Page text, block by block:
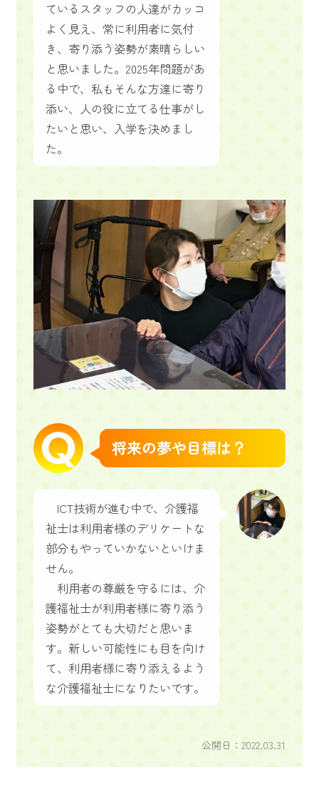
ているスタッフの人達がカッコ
よく見え、常に利用者に気付
き、寄り添う姿勢が素晴らしい
と思いました。2025年問題があ
る中で、私もそんな方達に寄り
添い、人の役に立てる仕事がし
たいと思い、入学を決めまし
た。
将来の夢や目標は？
ICT技術が進む中で、介護福
祉士は利用者様のデリケートな
部分もやっていかないといけま
せん。
利用者の尊厳を守るには、介
護福祉士が利用者様に寄り添う
姿勢がとても大切だと思いま
す。新しい可能性にも目を向け
て、利用者様に寄り添えるよう
な介護福祉士になりたいです。
公開日：2022.03.31